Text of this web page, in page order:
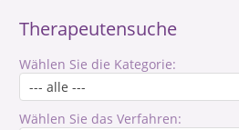
Therapeutensuche
Wählen Sie die Kategorie:
Wählen Sie das Verfahren: